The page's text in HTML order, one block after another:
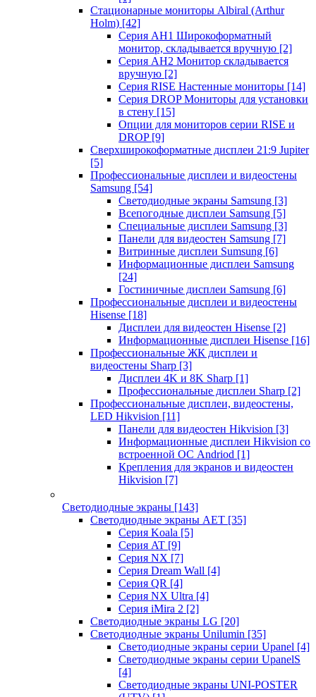
Стационарные мониторы Albiral (Arthur
Holm) [42]
Серия AH1 Широкоформатный
монитор, складывается вручную [2]
Серия AH2 Монитор складывается
вручную [2]
Серия RISE Настенные мониторы [14]
Серия DROP Мониторы для установки
в стену [15]
Опции для мониторов серии RISE и
DROP [9]
Сверхширокоформатные дисплеи 21:9 Jupiter
[5]
Профессиональные дисплеи и видеостены
Samsung [54]
Светодиодные экраны Samsung [3]
Всепогодные дисплеи Samsung [5]
Специальные дисплеи Samsung [3]
Панели для видеостен Samsung [7]
Витринные дисплеи Sumsung [6]
Информационные дисплеи Samsung
[24]
Гостиничные дисплеи Samsung [6]
Профессиональные дисплеи и видеостены
Hisense [18]
Дисплеи для видеостен Hisense [2]
Информационные дисплеи Hisense [16]
Профессиональные ЖК дисплеи и
видеостены Sharp [3]
Дисплеи 4K и 8K Sharp [1]
Профессиональные дисплеи Sharp [2]
Профессиональные дисплеи, видеостены,
LED Hikvision [11]
Панели для видеостен Hikvision [3]
Информационные дисплеи Hikvision со
встроенной ОС Andriod [1]
Крепления для экранов и видеостен
Hikvision [7]
Светодиодные экраны [143]
Светодиодные экраны AET [35]
Cерия Koala [5]
Серия AT [9]
Серия NX [7]
Серия Dream Wall [4]
Серия QR [4]
Серия NX Ultra [4]
Серия iMira 2 [2]
Светодиодные экраны LG [20]
Светодиодные экраны Unilumin [35]
Светодиодные экраны серии Upanel [4]
Светодиодные экраны серии UpanelS
[4]
Светодиодные экраны UNI-POSTER